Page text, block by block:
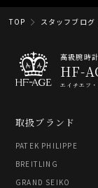
TOP スタッフブログ
高級腕時
HF-
エイチエフ
取扱ブランド
PATEK PHILIPPE
BREITLING
GRAND SEIKO